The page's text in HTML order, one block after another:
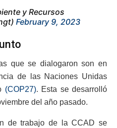
y Recursos
February 9, 2023
que se dialogaron son en
de las Naciones Unidas
(COP27). Esta se desarrolló
del año pasado.
de trabajo de la CCAD se